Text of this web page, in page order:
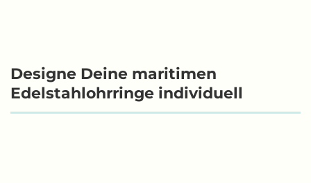
Designe Deine maritimen
Edelstahlohrringe individuell